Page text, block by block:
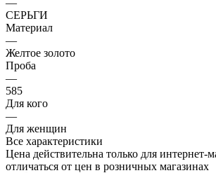
—
СЕРЬГИ
Материал
—
Желтое золото
Проба
—
585
Для кого
—
Для женщин
Все характеристики
Цена действительна только для интернет-
отличаться от цен в розничных магазинах